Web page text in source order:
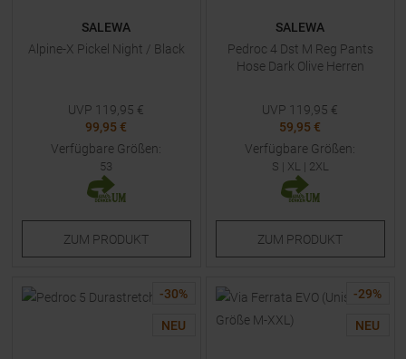
SALEWA
Alpine-X Pickel Night / Black
UVP 119,95 €
99,95 €
Verfügbare Größen:
53
ZUM PRODUKT
SALEWA
Pedroc 4 Dst M Reg Pants
Hose Dark Olive Herren
UVP 119,95 €
59,95 €
Verfügbare Größen:
S | XL | 2XL
ZUM PRODUKT
-30%
NEU
-29%
NEU